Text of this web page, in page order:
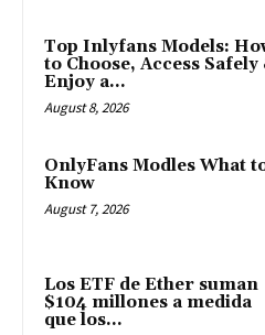
Top Inlyfans Models:
to Choose, Access Safely
Enjoy a...
August 8, 2026
OnlyFans Modles What
Know
August 7, 2026
Los ETF de Ether suman
$104 millones a medida
que los...